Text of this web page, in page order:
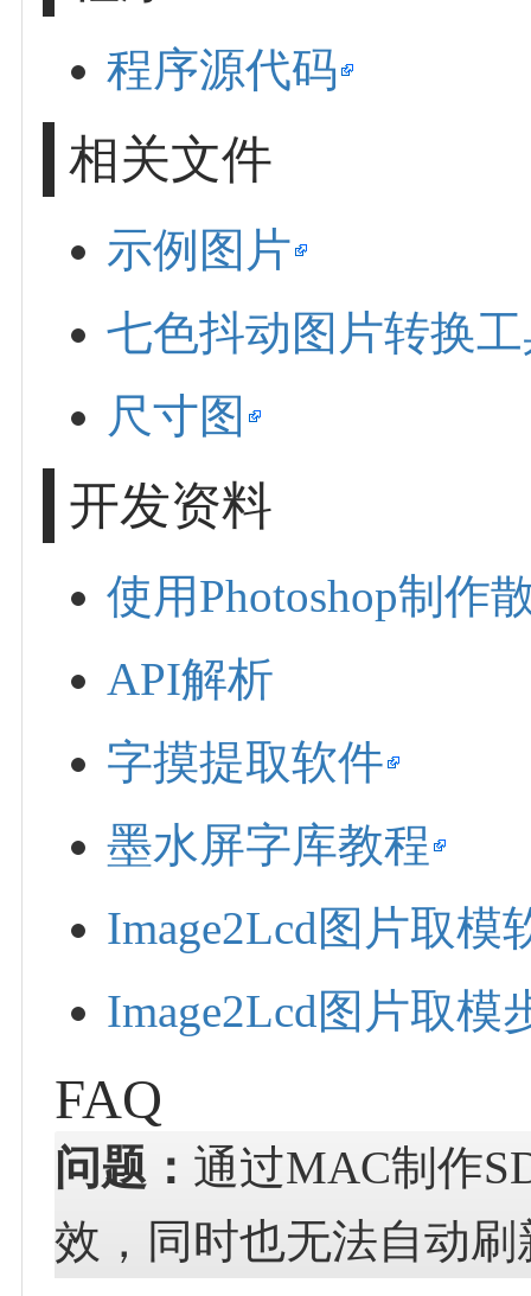
程序源代码
相关文件
示例图片
七色抖动图片转换
尺寸图
开发资料
使用Photoshop制作
API解析
字摸提取软件
墨水屏字库教程
Image2Lcd图片取模
Image2Lcd图片取模
FAQ
问题： 通过MAC制作
效，同时也无法自动刷